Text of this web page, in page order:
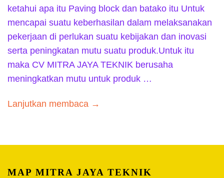
ketahui apa itu Paving block dan batako itu Untuk
mencapai suatu keberhasilan dalam melaksanakan
pekerjaan di perlukan suatu kebijakan dan inovasi
serta peningkatan mutu suatu produk.Untuk itu
maka CV MITRA JAYA TEKNIK berusaha
meningkatkan mutu untuk produk …
Lanjutkan membaca →
MAP MITRA JAYA TEKNIK